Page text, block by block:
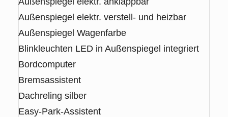
Außenspiegel elektr. verstell- und heizbar
Außenspiegel Wagenfarbe
Blinkleuchten LED in Außenspiegel integriert
Bordcomputer
Bremsassistent
Dachreling silber
Easy-Park-Assistent